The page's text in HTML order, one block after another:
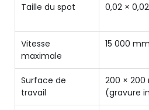
Taille du spot 0,02 ×
Vitesse
maximale
15 000
Surface de
travail
200 × 200
(gravure